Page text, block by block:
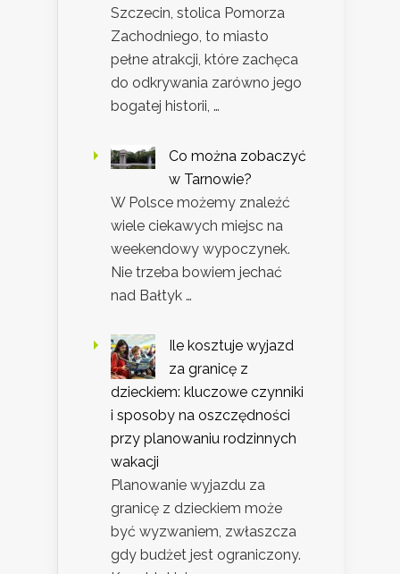
Szczecin, stolica Pomorza
Zachodniego, to miasto
pełne atrakcji, które zachęca
do odkrywania zarówno jego
bogatej historii, …
Co można zobaczyć
w Tarnowie?
W Polsce możemy znaleźć
wiele ciekawych miejsc na
weekendowy wypoczynek.
Nie trzeba bowiem jechać
nad Bałtyk …
Ile kosztuje wyjazd
za granicę z
dzieckiem: kluczowe czynniki
i sposoby na oszczędności
przy planowaniu rodzinnych
wakacji
Planowanie wyjazdu za
granicę z dzieckiem może
być wyzwaniem, zwłaszcza
gdy budżet jest ograniczony.